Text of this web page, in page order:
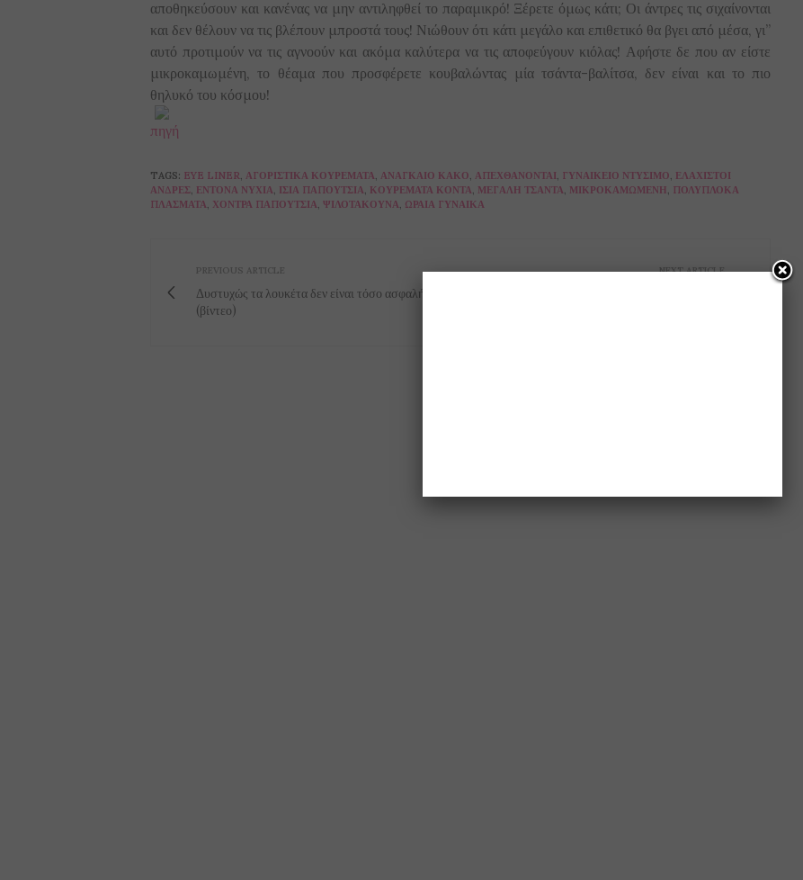
αποθηκεύσουν και κανένας να μην αντιληφθεί το παραμικρό! Ξέρετε όμως κάτι; Οι άντρες τις σιχαίνονται
και δεν θέλουν να τις βλέπουν μπροστά τους! Νιώθουν ότι κάτι μεγάλο και επιθετικό θα βγει από μέσα, γι”
αυτό προτιμούν να τις αγνοούν και ακόμα καλύτερα να τις αποφεύγουν κιόλας! Αφήστε δε που αν είστε
μικροκαμωμένη, το θέαμα που προσφέρετε κουβαλώντας μία τσάντα-βαλίτσα, δεν είναι και το πιο
θηλυκό του κόσμου!
πηγή
TAGS: EYE LINER, ΑΓΟΡΊΣΤΙΚΑ ΚΟΥΡΈΜΑΤΑ, ΑΝΑΓΚΑΊΟ ΚΑΚΌ, ΑΠΕΧΘΆΝΟΝΤΑΙ, ΓΥΝΑΙΚΕΊΟ ΝΤΎΣΙΜΟ, ΕΛΆΧΙΣΤΟΙ
ΆΝΔΡΕΣ, ΈΝΤΟΝΑ ΝΎΧΙΑ, ΊΣΙΑ ΠΑΠΟΎΤΣΙΑ, ΚΟΥΡΈΜΑΤΑ ΚΟΝΤΆ, ΜΕΓΆΛΗ ΤΣΆΝΤΑ, ΜΙΚΡΟΚΑΜΩΜΈΝΗ, ΠΟΛΎΠΛΟΚΑ
ΠΛΆΣΜΑΤΑ, ΧΟΝΤΡΆ ΠΑΠΟΎΤΣΙΑ, ΨΙΛΟΤΆΚΟΥΝΑ, ΩΡΑΊΑ ΓΥΝΑΊΚΑ
PREVIOUS ARTICLE
Δυστυχώς τα λουκέτα δεν είναι τόσο ασφαλή...
(βίντεο)
NEXT ARTICLE